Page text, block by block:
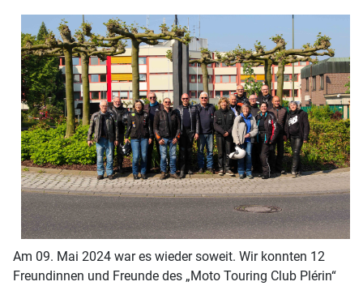
Am 09. Mai 2024 war es wieder soweit. Wir konnten 12
Freundinnen und Freunde des „Moto Touring Club Plérin“